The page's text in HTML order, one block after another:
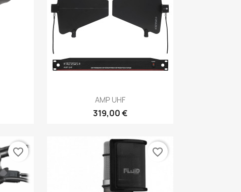
AMP UHF
319,00 €
Aperçu rapide
favorite_border favorite_border